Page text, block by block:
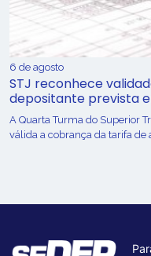
6 de agosto
STJ reconhece
depositante prevista
A Quarta Turma do Superior
válida a cobrança da tarifa de